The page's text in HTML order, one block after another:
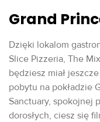
Grand
Dzięki lokalom
Slice Pizzeria, The
będziesz miał
pobytu na pokładzie
Sanctuary, spokojnej
dorosłych, ciesz się